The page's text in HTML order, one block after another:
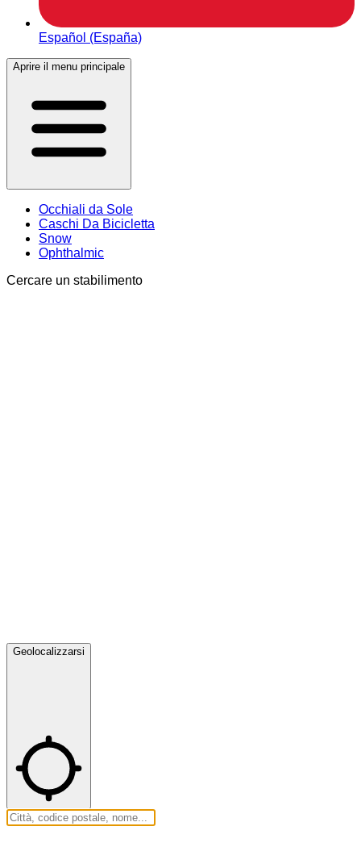
Español (España)
Aprire il menu principale
Occhiali da Sole
Caschi Da Bicicletta
Snow
Ophthalmic
Cercare un stabilimento
Geolocalizzarsi